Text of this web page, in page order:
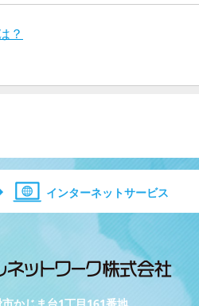
？
インターネットサービス